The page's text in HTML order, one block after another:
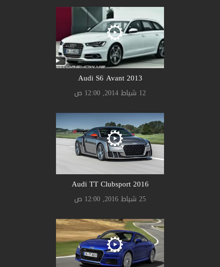
Audi S6 Avant 2013
12 شباط 2014, 12:00 ص
Audi TT Clubsport 2016
25 شباط 2016, 12:00 ص